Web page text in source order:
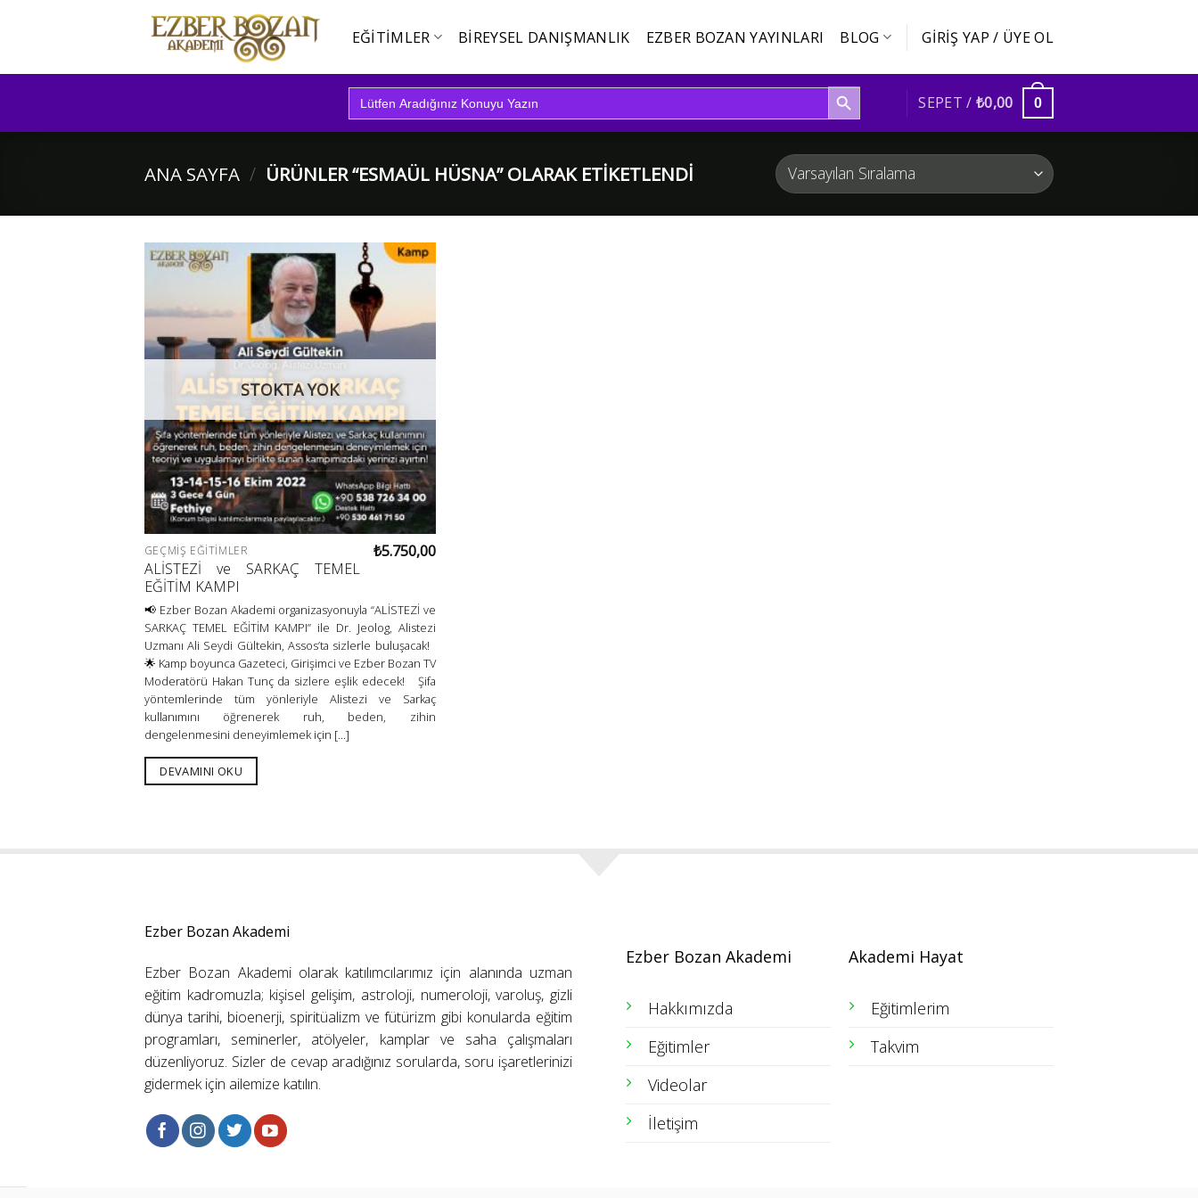
EĞITIMLER BIREYSEL DANIŞMANLIK EZBER BOZAN YAYINLARI BLOG GIRIŞ YAP / ÜYE OL
Search
for:
SEARCH BUTTON
SEPET / ₺0,00 0
ANA SAYFA / ÜRÜNLER “ESMAÜL HÜSNA” OLARAK ETIKETLENDI
STOKTA YOK
GEÇMIŞ EĞITIMLER
ALİSTEZİ ve SARKAÇ TEMEL
EĞİTİM KAMPI
₺5.750,00
📢 Ezber Bozan Akademi organizasyonuyla “ALİSTEZİ ve
SARKAÇ TEMEL EĞİTİM KAMPI” ile Dr. Jeolog, Alistezi
Uzmanı Ali Seydi Gültekin, Assos’ta sizlerle buluşacak!
🌟 Kamp boyunca Gazeteci, Girişimci ve Ezber Bozan TV
Moderatörü Hakan Tunç da sizlere eşlik edecek! Şifa
yöntemlerinde tüm yönleriyle Alistezi ve Sarkaç
kullanımını öğrenerek ruh, beden, zihin
dengelenmesini deneyimlemek için [...]
DEVAMINI OKU
Ezber Bozan Akademi
Ezber Bozan Akademi olarak katılımcılarımız için alanında uzman
eğitim kadromuzla; kişisel gelişim, astroloji, numeroloji, varoluş, gizli
dünya tarihi, bioenerji, spiritüalizm ve fütürizm gibi konularda eğitim
programları, seminerler, atölyeler, kamplar ve saha çalışmaları
düzenliyoruz. Sizler de cevap aradığınız sorularda, soru işaretlerinizi
gidermek için ailemize katılın.
Ezber Bozan Akademi
Hakkımızda
Eğitimler
Videolar
İletişim
Akademi Hayat
Eğitimlerim
Takvim